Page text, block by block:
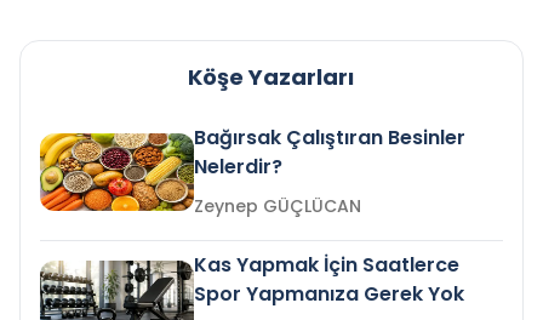
Köşe Yazarları
Bağırsak Çalıştıran Besinler
Nelerdir?
Zeynep GÜÇLÜCAN
Kas Yapmak İçin Saatlerce
Spor Yapmanıza Gerek Yok